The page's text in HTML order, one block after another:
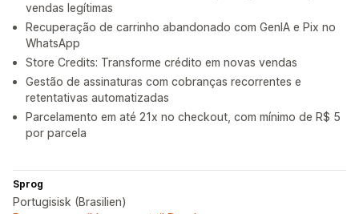
vendas legítimas
Recuperação de carrinho abandonado com GenIA e Pix no
WhatsApp
Store Credits: Transforme crédito em novas vendas
Gestão de assinaturas com cobranças recorrentes e
retentativas automatizadas
Parcelamento em até 21x no checkout, com mínimo de R$ 5
por parcela
Sprog
Portugisisk (Brasilien)